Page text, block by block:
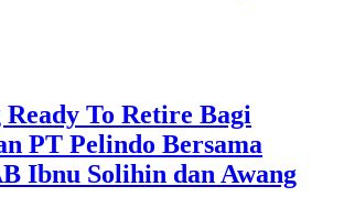
To Retire Bagi
PT Pelindo Bersama
Ibnu Solihin dan Awang